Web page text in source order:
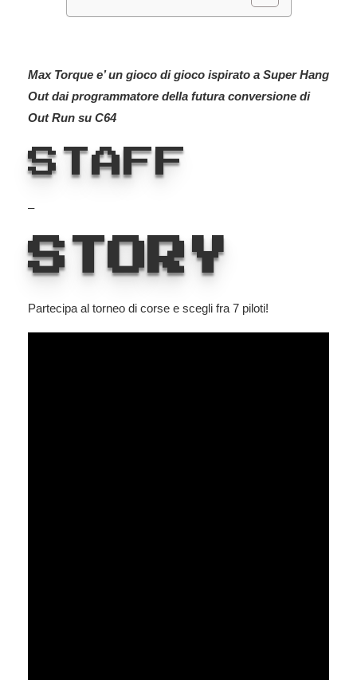
Max Torque e’ un gioco di gioco ispirato a Super Hang
Out dai programmatore della futura conversione di
Out Run su C64
STAFF
–
STORY
Partecipa al torneo di corse e scegli fra 7 piloti!